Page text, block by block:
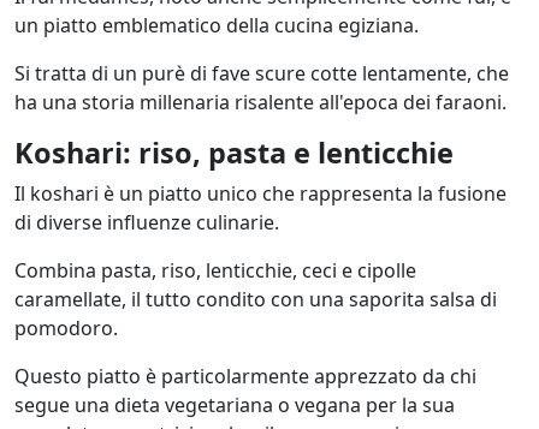
un piatto emblematico della cucina egiziana.
Si tratta di un purè di fave scure cotte lentamente, che
ha una storia millenaria risalente all'epoca dei faraoni.
Koshari: riso, pasta e lenticchie
Il koshari è un piatto unico che rappresenta la fusione
di diverse influenze culinarie.
Combina pasta, riso, lenticchie, ceci e cipolle
caramellate, il tutto condito con una saporita salsa di
pomodoro.
Questo piatto è particolarmente apprezzato da chi
segue una dieta vegetariana o vegana per la sua